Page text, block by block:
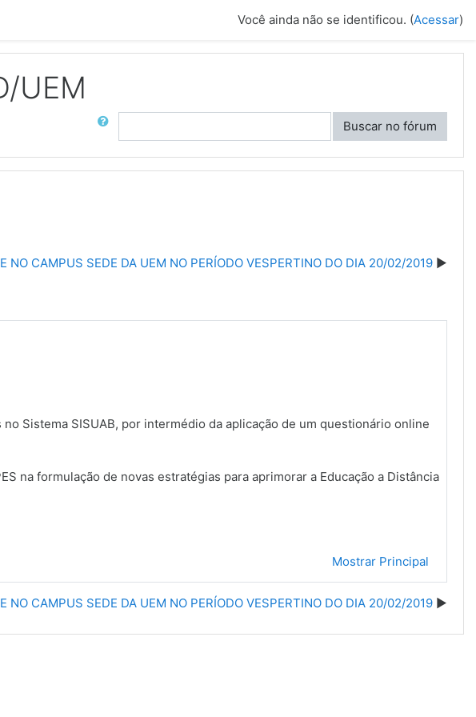
Você ainda não se identificou. (Acessar)
UEM
Buscar no fórum
NO CAMPUS SEDE DA UEM NO PERÍODO VESPERTINO DO DIA 20/02/2019
Sistema SISUAB, por intermédio da aplicação de um questionário online
na formulação de novas estratégias para aprimorar a Educação a Distância
Mostrar Principal
NO CAMPUS SEDE DA UEM NO PERÍODO VESPERTINO DO DIA 20/02/2019